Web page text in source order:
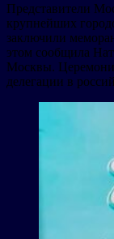
Представители
крупнейших
заключили
этом сообщила
Москвы.
делегации в